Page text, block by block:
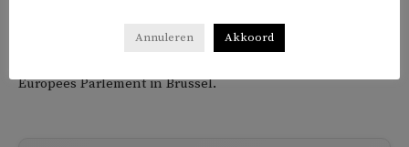
Europees Parlement in Brussel.
Annuleren Akkoord